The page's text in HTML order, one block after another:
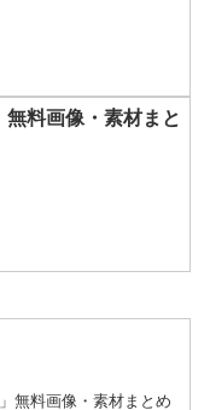
無料画像・素材まと
無料画像・素材まとめ